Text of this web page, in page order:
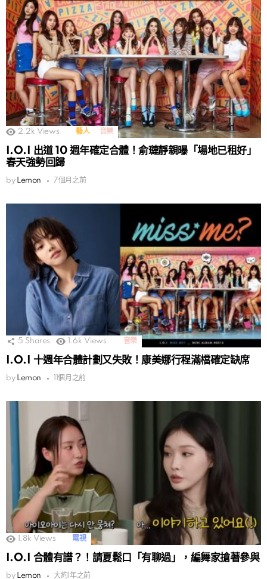
2.2k Views 藝人 音樂
I.O.I 出道 10 週年確定合體！俞璉靜親曝「場地已租好」
春天強勢回歸
by Lemon 7個月之前
5 Shares 1.6k Views 音樂
I.O.I 十週年合體計劃又失敗！康美娜行程滿檔確定缺席
by Lemon 11個月之前
1.8k Views 電視
I.O.I 合體有譜？！請夏鬆口「有聊過」，編舞家搶著參與
by Lemon 大約1年之前